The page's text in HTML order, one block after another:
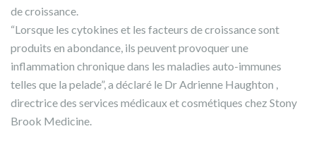
de croissance.
“Lorsque les cytokines et les facteurs de croissance sont
produits en abondance, ils peuvent provoquer une
inflammation chronique dans les maladies auto-immunes
telles que la pelade”, a déclaré le Dr Adrienne Haughton ,
directrice des services médicaux et cosmétiques chez Stony
Brook Medicine.